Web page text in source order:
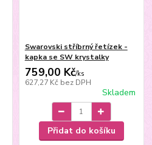
Swarovski stříbrný řetízek -
kapka se SW krystalky
759,00 Kč/ks
627,27 Kč bez DPH
Skladem
Přidat do košíku